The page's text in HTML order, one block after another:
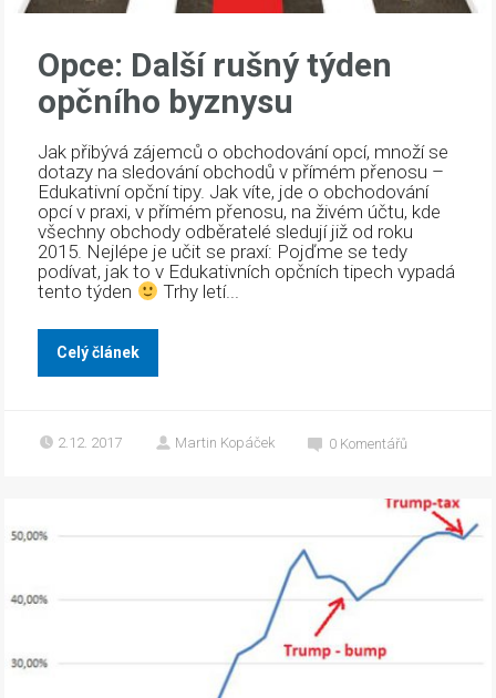
Opce: Další rušný týden
opčního byznysu
Jak přibývá zájemců o obchodování opcí, množí se
dotazy na sledování obchodů v přímém přenosu –
Edukativní opční tipy. Jak víte, jde o obchodování
opcí v praxi, v přímém přenosu, na živém účtu, kde
všechny obchody odběratelé sledují již od roku
2015. Nejlépe je učit se praxí: Pojďme se tedy
podívat, jak to v Edukativních opčních tipech vypadá
tento týden
Trhy letí...
Celý článek
2.12. 2017 Martin Kopáček 0 Komentářů